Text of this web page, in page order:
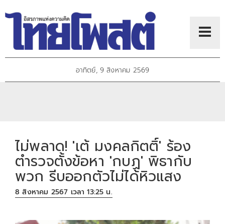
อาทิตย์, 9 สิงหาคม 2569
ไม่พลาด! 'เต้ มงคลกิตติ์' ร้อง
ตำรวจตั้งข้อหา 'กบฏ' พิธากับ
พวก รีบออกตัวไม่ได้หิวแสง
8 สิงหาคม 2567 เวลา 13:25 น.